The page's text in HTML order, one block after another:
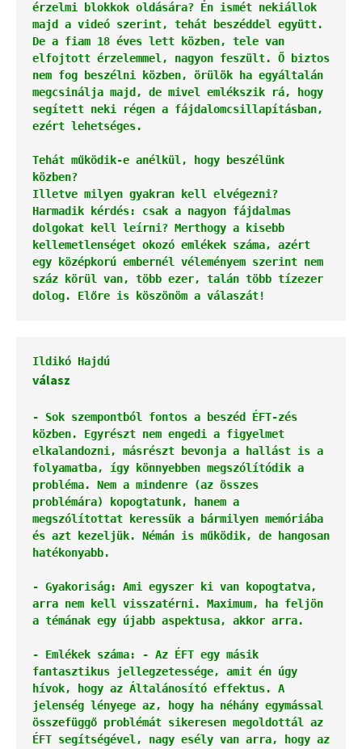
érzelmi blokkok oldására? Én ismét nekiállok
majd a videó szerint, tehát beszéddel együtt.
De a fiam 18 éves lett közben, tele van
elfojtott érzelemmel, nagyon feszült. Ő biztos
nem fog beszélni közben, örülök ha egyáltalán
megcsinálja majd, de mivel emlékszik rá, hogy
segített neki régen a fájdalomcsillapításban,
ezért lehetséges.
Tehát működik-e anélkül, hogy beszélünk
Illetve milyen gyakran kell elvégezni?
Harmadik kérdés: csak a nagyon fájdalmas
dolgokat kell leírni? Merthogy a kisebb
kellemetlenséget okozó emlékek száma, azért
egy középkorú embernél véleményem szerint nem
száz körül van, több ezer, talán több tízezer
dolog. Előre is köszönöm a válaszát!
válasz
- Sok szempontból fontos a beszéd ÉFT-zés
közben. Egyrészt nem engedi a figyelmet
elkalandozni, másrészt bevonja a hallást is a
folyamatba, így könnyebben megszólítódik a
probléma. Nem a mindenre (az összes
problémára) kopogtatunk, hanem a
megszólítottat keressük a bármilyen memóriába
és azt kezeljük.
Némán is működik, de hangosan
hatékonyabb.
- Gyakoriság: Ami egyszer ki van kopogtatva,
arra nem kell visszatérni. Maximum, ha feljön
a témának egy újabb aspektusa, akkor arra.
- Emlékek száma:
- Az ÉFT egy másik
fantasztikus jellegzetessége, amit én úgy
hívok, hogy az Általánosító effektus. A
jelenség lényege az, hogy ha néhány egymással
összefüggő problémát sikeresen megoldottál az
ÉFT segítségével, nagy esély van arra, hogy az